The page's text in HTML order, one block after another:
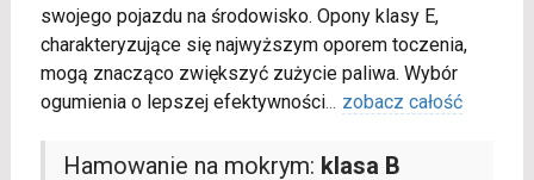
swojego pojazdu na środowisko. Opony klasy E,
charakteryzujące się najwyższym oporem toczenia,
mogą znacząco zwiększyć zużycie paliwa. Wybór
ogumienia o lepszej efektywności... zobacz całość
Hamowanie na mokrym: klasa B